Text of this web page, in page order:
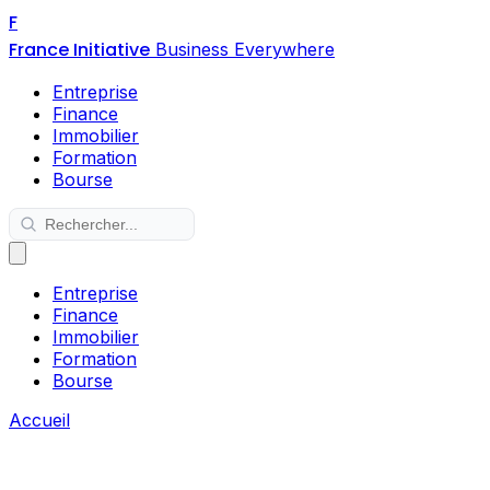
F
France Initiative Business Everywhere
Entreprise
Finance
Immobilier
Formation
Bourse
Entreprise
Finance
Immobilier
Formation
Bourse
Accueil